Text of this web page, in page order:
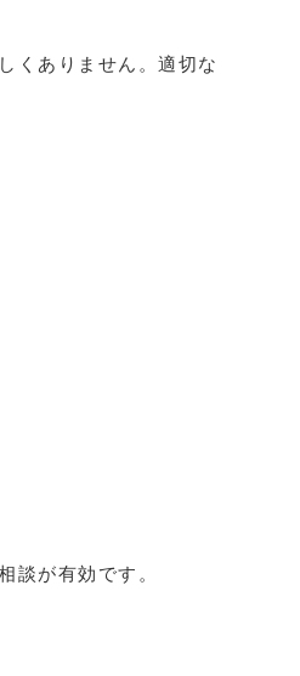
くありません。適切な
談が有効です。